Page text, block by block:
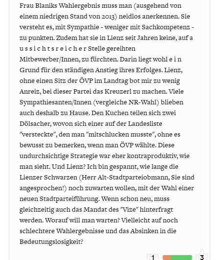
Frau Blaniks Wahlergebnis muss man (ausgehend von
einem niedrigen Stand von 2013) neidlos anerkennen. Sie
versteht es, mit Sympathie - weniger mit Sachkompetenz -
zu punkten. Zudem hat sie in Lienz seit Jahren keine, auf a
u s s i c h t s r e i c h e r Stelle gereihten
Mitbewerber/Innen, zu fürchten. Darin liegt wohl e i n
Grund für den ständigen Anstieg ihres Erfolges. Lienz,
ohne einen Sitz der ÖVP im Landtag bot mir zu wenig
Anreiz, bei dieser Partei das Kreuzerl zu machen. Viele
Sympathiesanten/Innen (vergleiche NR-Wahl) blieben
auch deshalb zu Hause. Den Kuchen teilen sich zwei
Dölsacher, wovon sich einer auf der Landesliste
"versteckte", den man "mitschlucken musste", ohne es
bewusst zu bemerken, wenn man ÖVP wählte. Diese
undurchsichtige Strategie war eher kontraproduktiv, wie
man sieht. Und Lienz? Ich bin gespannt, wie lange die
Lienzer Schwarzen (Herr Alt-Stadtparteiobmann, Sie sind
angesprochen!) noch zuwarten wollen, mit der Wahl einer
neuen Stadtparteiführung. Wenn schon neu, muss
gleichzeitig auch das Mandat des "Vize" hinterfragt
werden. Worauf will man warten? Vielleicht auf noch
schlechtere Wahlergebnisse und das Absinken in die
Bedeutungslosigkeit?
1 3